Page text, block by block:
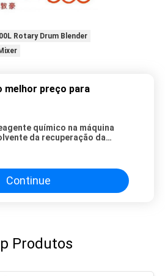
Rotary Drum Blender
melhor preço para
químico na máquina
da recuperação da
Continue
Produtos